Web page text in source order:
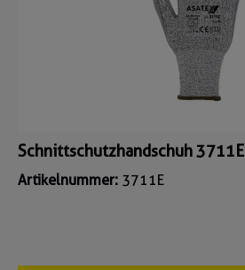
Schnittschutzhandschuh 3711E
Artikelnummer: 3711E